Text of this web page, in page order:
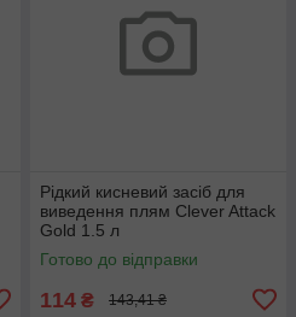
Рідкий кисневий засіб для
виведення плям Clever Attack
Gold 1.5 л
Готово до відправки
114 ₴ 143,41 ₴